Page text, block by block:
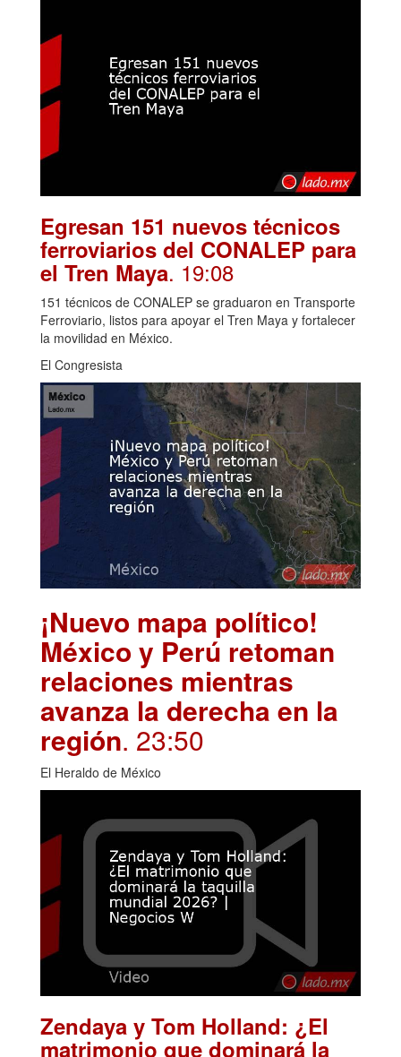
Egresan 151 nuevos técnicos
ferroviarios del CONALEP para
el Tren Maya. 19:08
151 técnicos de CONALEP se graduaron en Transporte
Ferroviario, listos para apoyar el Tren Maya y fortalecer
la movilidad en México.
El Congresista
¡Nuevo mapa político!
México y Perú retoman
relaciones mientras
avanza la derecha en la
región. 23:50
El Heraldo de México
Zendaya y Tom Holland: ¿El
matrimonio que dominará la